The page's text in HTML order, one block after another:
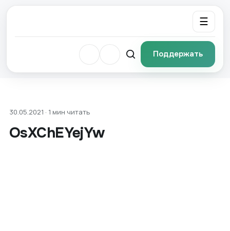
☰
Поддержать
30.05.2021 · 1 мин читать
OsXChEYejYw